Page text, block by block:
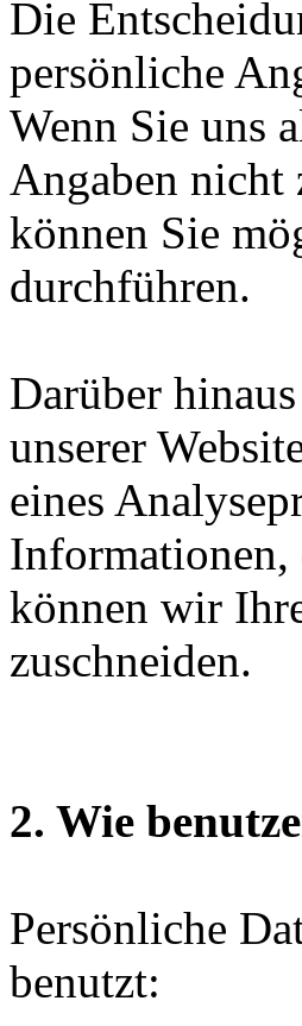
Die
persönliche
Wenn Sie uns
Angaben nicht
können Sie
durchführen.
Darüber
unserer
eines
Informationen,
können wir
zuschneiden.
2. Wie
Persönliche
benutzt: